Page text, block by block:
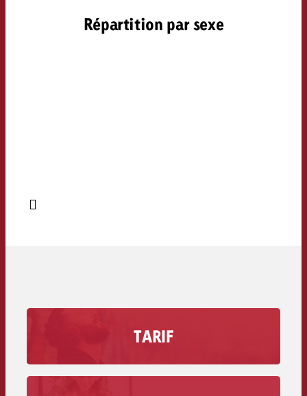
Répartition par sexe
TARIF
Découvrez combien coûte une seconde de
publicité sur votre station de radio, volume de
remise inclus.